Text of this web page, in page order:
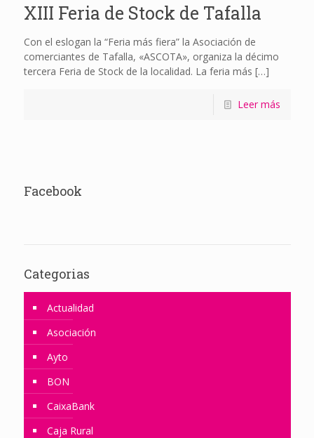
XIII Feria de Stock de Tafalla
Con el eslogan la “Feria más fiera” la Asociación de
comerciantes de Tafalla, «ASCOTA», organiza la décimo
tercera Feria de Stock de la localidad. La feria más […]
Leer más
Facebook
Categorias
Actualidad
Asociación
Ayto
BON
CaixaBank
Caja Rural